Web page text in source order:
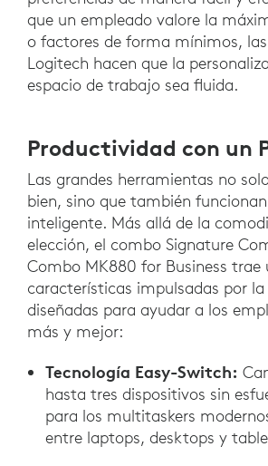
que un empleado valore la
o factores de forma mínimos,
Logitech hacen que la
espacio de trabajo sea fluida.
Productividad con un
Las grandes herramientas no
bien, sino que también
inteligente. Más allá de la
elección, el combo Signature
Combo MK880 for Business trae
características impulsadas por
diseñadas para ayudar a los
más y mejor:
Tecnología Easy-Switch:
hasta tres dispositivos sin
para los multitaskers
entre laptops, desktops y